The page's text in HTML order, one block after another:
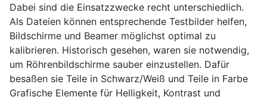
Dabei sind die Einsatzzwecke recht unterschiedlich.
Als Dateien können entsprechende Testbilder helfen,
Bildschirme und Beamer möglichst optimal zu
kalibrieren. Historisch gesehen, waren sie notwendig,
um Röhrenbildschirme sauber einzustellen. Dafür
besaßen sie Teile in Schwarz/Weiß und Teile in Farbe
Grafische Elemente für Helligkeit, Kontrast und